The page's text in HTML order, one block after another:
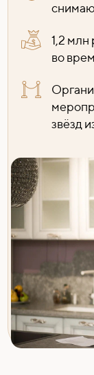
1,2 млн
во
звёзд